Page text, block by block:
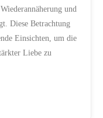
und
Diese Betrachtung
Einsichten, um die
Liebe zu